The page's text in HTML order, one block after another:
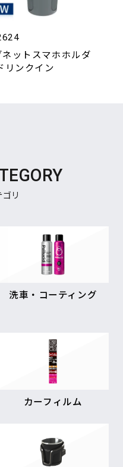
ネットスマホホルダ
リンクイン
リ
洗車・コーティング
カーフィルム